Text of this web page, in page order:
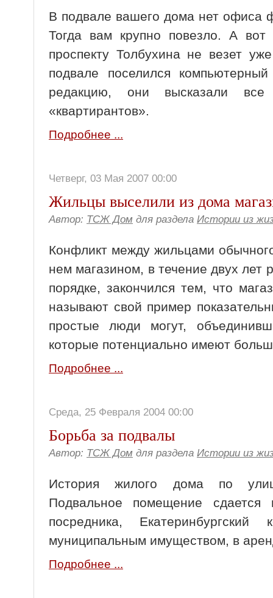
В подвале вашего дома нет офиса
Тогда вам крупно повезло. А
проспекту Толбухина не везет
подвале поселился
редакцию, они высказали
«квартирантов».
Подробнее ...
Четверг, 03 Мая 2007 00:00
Жильцы выселили из дома
Автор: ТСЖ Дом для раздела Истории из
Конфликт между жильцами
нем магазином, в течение двух лет
порядке, закончился тем, что
называют свой пример
простые люди могут,
которые потенциально имеют
Подробнее ...
Среда, 25 Февраля 2004 00:00
Борьба за подвалы
Автор: ТСЖ Дом для раздела Истории из
История жилого дома по
Подвальное помещение
посредника,
муниципальным имуществом, в
Подробнее ...